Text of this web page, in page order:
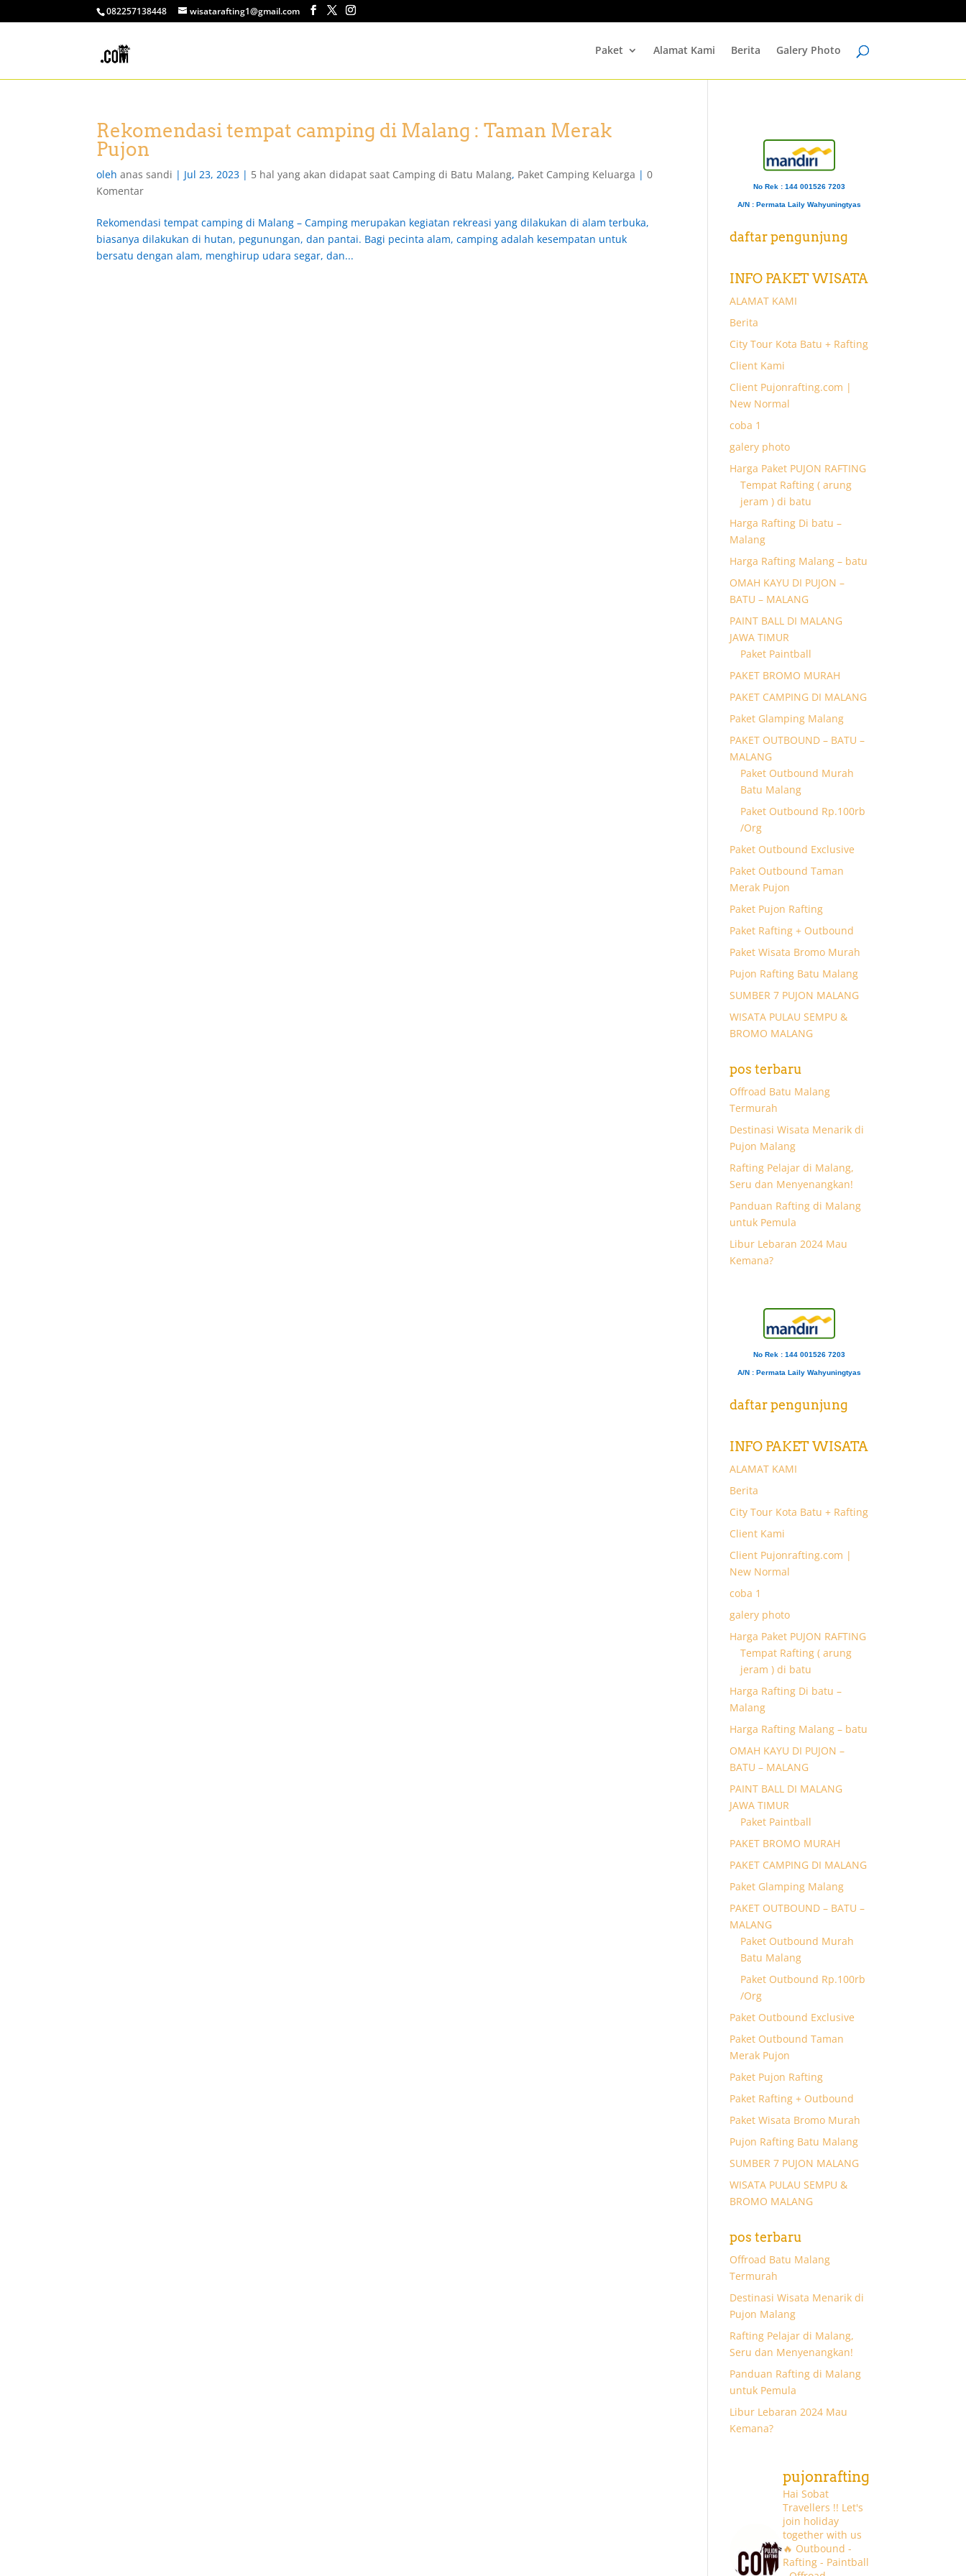
082257138448 wisatarafting1@gmail.com
Paket Alamat Kami Berita Galery Photo
Rekomendasi tempat camping di Malang : Taman Merak
Pujon
olehanas sandi | Jul 23, 2023 | 5 hal yang akan didapat saat Camping di Batu Malang, Paket Camping Keluarga |0
Komentar
Rekomendasi tempat camping di Malang – Camping merupakan kegiatan rekreasi yang dilakukan di alam terbuka,
biasanya dilakukan di hutan, pegunungan, dan pantai. Bagi pecinta alam, camping adalah kesempatan untuk
bersatu dengan alam, menghirup udara segar, dan...
No Rek : 144 001526 7203
A/N : Permata Laily Wahyuningtyas
daftar pengunjung
INFO PAKET WISATA
ALAMAT KAMI
Berita
City Tour Kota Batu + Rafting
Client Kami
Client Pujonrafting.com |
New Normal
coba 1
galery photo
Harga Paket PUJON RAFTING
Tempat Rafting ( arung
jeram ) di batu
Harga Rafting Di batu –
Malang
Harga Rafting Malang – batu
OMAH KAYU DI PUJON –
BATU – MALANG
PAINT BALL DI MALANG
JAWA TIMUR
Paket Paintball
PAKET BROMO MURAH
PAKET CAMPING DI MALANG
Paket Glamping Malang
PAKET OUTBOUND – BATU –
MALANG
Paket Outbound Murah
Batu Malang
Paket Outbound Rp.100rb
/Org
Paket Outbound Exclusive
Paket Outbound Taman
Merak Pujon
Paket Pujon Rafting
Paket Rafting + Outbound
Paket Wisata Bromo Murah
Pujon Rafting Batu Malang
SUMBER 7 PUJON MALANG
WISATA PULAU SEMPU &
BROMO MALANG
pos terbaru
Offroad Batu Malang
Termurah
Destinasi Wisata Menarik di
Pujon Malang
Rafting Pelajar di Malang,
Seru dan Menyenangkan!
Panduan Rafting di Malang
untuk Pemula
Libur Lebaran 2024 Mau
Kemana?
No Rek : 144 001526 7203
A/N : Permata Laily Wahyuningtyas
daftar pengunjung
INFO PAKET WISATA
ALAMAT KAMI
Berita
City Tour Kota Batu + Rafting
Client Kami
Client Pujonrafting.com |
New Normal
coba 1
galery photo
Harga Paket PUJON RAFTING
Tempat Rafting ( arung
jeram ) di batu
Harga Rafting Di batu –
Malang
Harga Rafting Malang – batu
OMAH KAYU DI PUJON –
BATU – MALANG
PAINT BALL DI MALANG
JAWA TIMUR
Paket Paintball
PAKET BROMO MURAH
PAKET CAMPING DI MALANG
Paket Glamping Malang
PAKET OUTBOUND – BATU –
MALANG
Paket Outbound Murah
Batu Malang
Paket Outbound Rp.100rb
/Org
Paket Outbound Exclusive
Paket Outbound Taman
Merak Pujon
Paket Pujon Rafting
Paket Rafting + Outbound
Paket Wisata Bromo Murah
Pujon Rafting Batu Malang
SUMBER 7 PUJON MALANG
WISATA PULAU SEMPU &
BROMO MALANG
pos terbaru
Offroad Batu Malang
Termurah
Destinasi Wisata Menarik di
Pujon Malang
Rafting Pelajar di Malang,
Seru dan Menyenangkan!
Panduan Rafting di Malang
untuk Pemula
Libur Lebaran 2024 Mau
Kemana?
pujonrafting
Hai Sobat
Travellers !! Let's
join holiday
together with us
🔥 Outbound -
Rafting - Paintball